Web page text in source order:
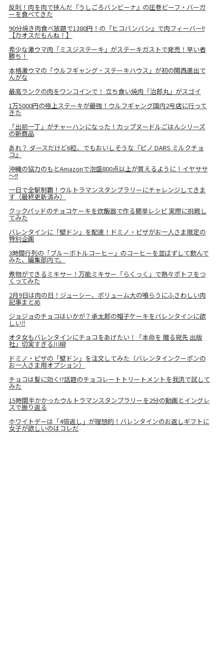
反則！肉を肉で挟んだ『うしごろバンビーナ』の圧巻ビーフ・バーガ
ーを食べてきた
90分焼き肉食べ放題で1380円！の『ヒコバンバン』で肉フィーバー!!
【カオスだもんね！】
希少な激ウマ肉「ミスジステーキ」がステーキガストで発売！早い者
勝ち！
本格激ウマの「ウルフギャング・ステーキハウス」が初の関西進出で
んがな
最高ランクの肉をワンコインで！ 立ち食い焼肉「治郎丸」がスゴイ
1万5000円の極上ステーキが最強！ウルフギャング国内2号店に行って
きた
「出前一丁」がチャーハンになった！カップヌードルごはんシリーズ
の新商品
あれ？ ダースだけど6粒、でもおいしそうな『ピノ DARS ミルクチョ
コ』
沖縄の協力のもとAmazonで泡盛800点以上が買えるように！イヤササ
～!!
一日で全駅制覇！ウルトラマンスタンプラリーにチャレンジしてきま
す（最終更新済み）
クックパッドのチョコケーキを炊飯器で作る簡単レシピ 実際に挑戦し
てみた
バレンタインに「壁ドン」を配達！ドミノ・ピザがお一人さま限定の
特別企画
3時間行列の「ブルーボトルコーヒー」のコーヒーを並ばずして飲んで
みた、編集部内で。
煮物ができるミキサー！万能ミキサー「らくっく」で熱々ポトフをつ
くってみた
2月9日は肉の日！ジューシー、ボリューム大の喰らうにふさわしい肉
記事まとめ
ジョジョのチョコはいかが？承太郎の帽子ケーキをバレンタインに欲
しい‼
オタ女もバレンタインにチョコをあげたい！「本命を 贈る宛先 出版
社」切実すぎる川柳
ドミノ・ピザの「壁ドン」を注文してみた（バレンタインクーポンの
お一人さま用オプション）
チョコは髪に効く!?話題のチョコレートトリートメントを我流で試して
みた
15時間半かかったウルトラマンスタンプラリーを2分の動画とイングレ
スで振り返る
ホワイトデーは「4倍返し」が理想的！バレンタインのお返しギフトに
女子が欲しいのはコレだ